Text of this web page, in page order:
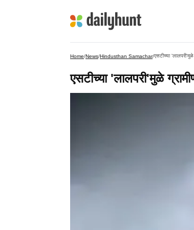
Home/News/Hindusthan Samachar/एसटीच्या 'लालपरी'मुळे
एसटीच्या 'लालपरी'मुळे